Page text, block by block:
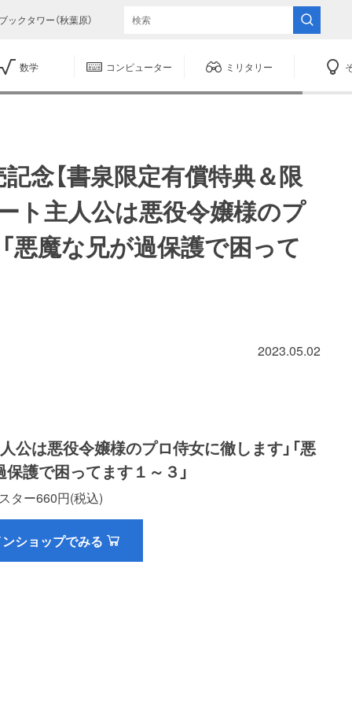
ックタワー（秋葉原）
数学 コンピューター ミリタリー
念【書泉限定有償特典＆限
ト主人公は悪役令嬢様のプ
悪魔な兄が過保護で困って
2023.05.02
公は悪役令嬢様のプロ侍女に徹します」「悪
護で困ってます１～３」
ター660円(税込)
ショップでみる